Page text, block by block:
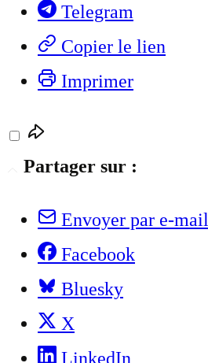
Telegram
Copier le lien
Imprimer
Partager sur :
Envoyer par e-mail
Facebook
Bluesky
X
LinkedIn